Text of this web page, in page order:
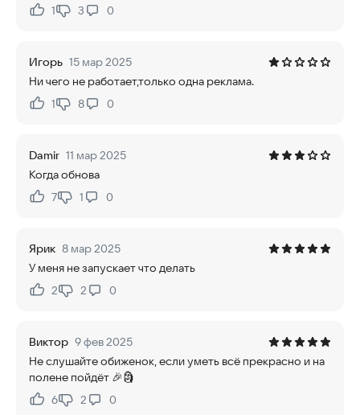
Нравится:
1Не нравится:
3 0
Игорь 15 мар 2025
Ни чего не работает,только одна реклама.
Нравится:
1Не нравится:
8 0
Damir 11 мар 2025
Когда обнова
Нравится:
7Не нравится:
1 0
Ярик 8 мар 2025
У меня не запускает что делать
Нравится:
2Не нравится:
2 0
Виктор 9 фев 2025
Не слушайте обиженок, если уметь всё прекрасно и на
полене пойдёт 🎉🗿
Нравится:
6Не нравится:
2 0